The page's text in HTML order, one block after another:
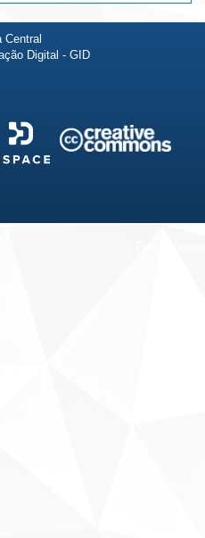
Central
Digital - GID